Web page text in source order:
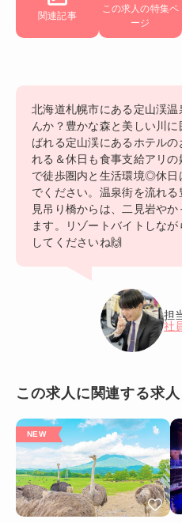
関連記事
この求人の特集ペ
ージ
北海道札幌市にある定山渓
んか？豊かな森と美しい川に
ばれる定山渓にあるホテル
れる＆休日も食事支給アリ
で徒歩圏内と生活環境◎休日
でください。温泉街を流れ
見吊り橋からは、二見岩や
ます。リゾートバイトしな
してくださいね🙌
担
社
この求人に関連する求人